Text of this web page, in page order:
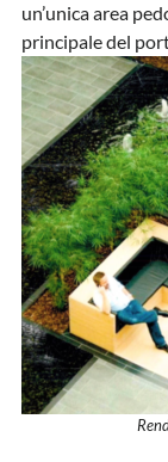
un’unica area
principale del